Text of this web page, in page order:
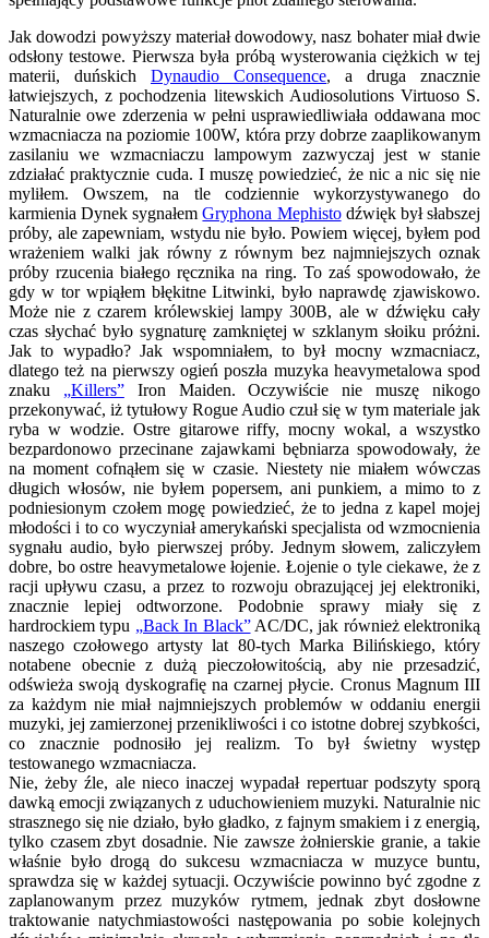
Jak dowodzi powyższy materiał dowodowy, nasz bohater miał dwie
odsłony testowe. Pierwsza była próbą wysterowania ciężkich w tej
materii, duńskich Dynaudio Consequence, a druga znacznie
łatwiejszych, z pochodzenia litewskich Audiosolutions Virtuoso S.
Naturalnie owe zderzenia w pełni usprawiedliwiała oddawana moc
wzmacniacza na poziomie 100W, która przy dobrze zaaplikowanym
zasilaniu we wzmacniaczu lampowym zazwyczaj jest w stanie
zdziałać praktycznie cuda. I muszę powiedzieć, że nic a nic się nie
myliłem. Owszem, na tle codziennie wykorzystywanego do
karmienia Dynek sygnałemGryphona Mephistodźwięk był słabszej
próby, ale zapewniam, wstydu nie było. Powiem więcej, byłem pod
wrażeniem walki jak równy z równym bez najmniejszych oznak
próby rzucenia białego ręcznika na ring. To zaś spowodowało, że
gdy w tor wpiąłem błękitne Litwinki, było naprawdę zjawiskowo.
Może nie z czarem królewskiej lampy 300B, ale w dźwięku cały
czas słychać było sygnaturę zamkniętej w szklanym słoiku próżni.
Jak to wypadło? Jak wspomniałem, to był mocny wzmacniacz,
dlatego też na pierwszy ogień poszła muzyka heavymetalowa spod
znaku „Killers”Iron Maiden. Oczywiście nie muszę nikogo
przekonywać, iż tytułowy Rogue Audio czuł się w tym materiale jak
ryba w wodzie. Ostre gitarowe riffy, mocny wokal, a wszystko
bezpardonowo przecinane zajawkami bębniarza spowodowały, że
na moment cofnąłem się w czasie. Niestety nie miałem wówczas
długich włosów, nie byłem popersem, ani punkiem, a mimo to z
podniesionym czołem mogę powiedzieć, że to jedna z kapel mojej
młodości i to co wyczyniał amerykański specjalista od wzmocnienia
sygnału audio, było pierwszej próby. Jednym słowem, zaliczyłem
dobre, bo ostre heavymetalowe łojenie. Łojenie o tyle ciekawe, że z
racji upływu czasu, a przez to rozwoju obrazującej jej elektroniki,
znacznie lepiej odtworzone. Podobnie sprawy miały się z
hardrockiem typu „Back In Black”AC/DC, jak również elektroniką
naszego czołowego artysty lat 80-tych Marka Bilińskiego, który
notabene obecnie z dużą pieczołowitością, aby nie przesadzić,
odświeża swoją dyskografię na czarnej płycie. Cronus Magnum III
za każdym nie miał najmniejszych problemów w oddaniu energii
muzyki, jej zamierzonej przenikliwości i co istotne dobrej szybkości,
co znacznie podnosiło jej realizm. To był świetny występ
testowanego wzmacniacza.
Nie, żeby źle, ale nieco inaczej wypadał repertuar podszyty sporą
dawką emocji związanych z uduchowieniem muzyki. Naturalnie nic
strasznego się nie działo, było gładko, z fajnym smakiem i z energią,
tylko czasem zbyt dosadnie. Nie zawsze żołnierskie granie, a takie
właśnie było drogą do sukcesu wzmacniacza w muzyce buntu,
sprawdza się w każdej sytuacji. Oczywiście powinno być zgodne z
zaplanowanym przez muzyków rytmem, jednak zbyt dosłowne
traktowanie natychmiastowości następowania po sobie kolejnych